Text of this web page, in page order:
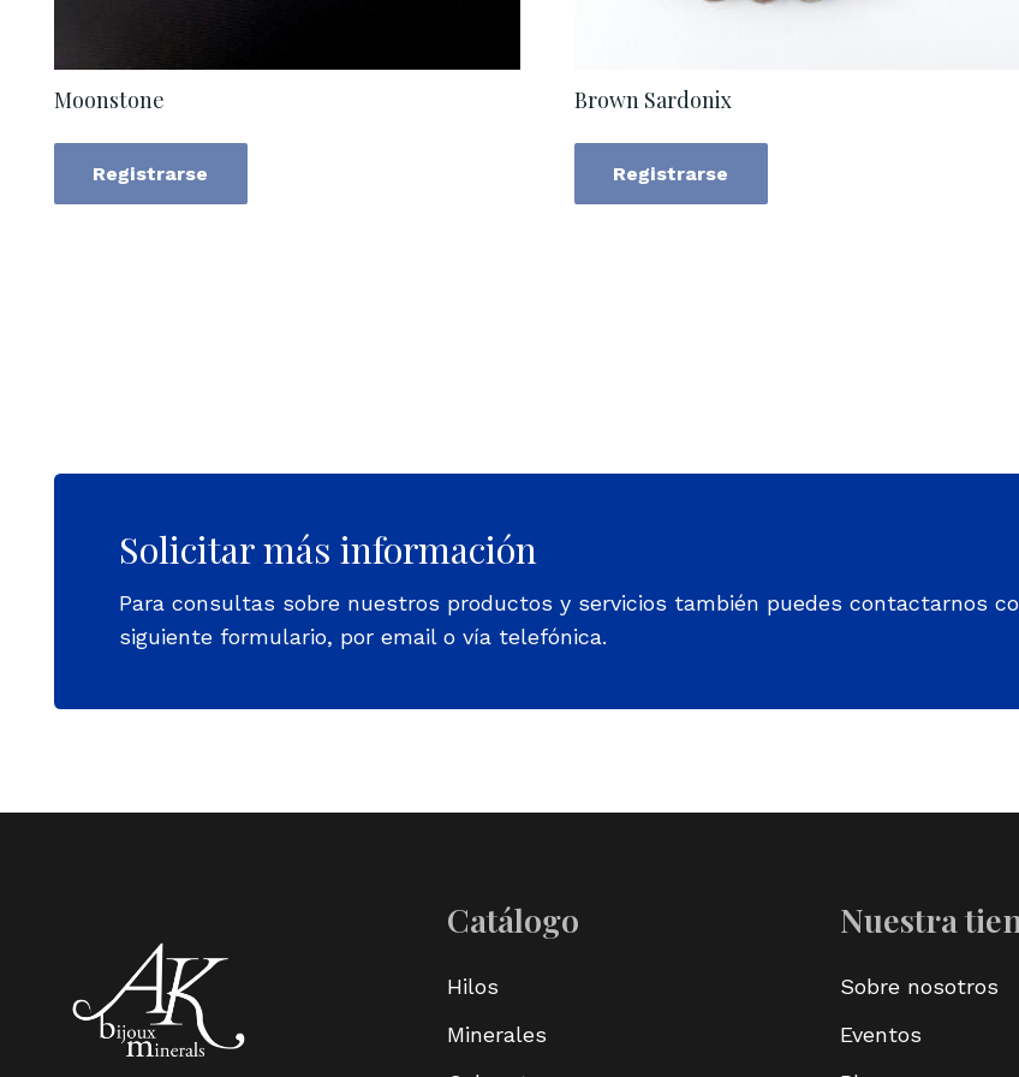
Moonstone
Registrarse
Brown Sardonix
Registrarse
Solicitar más información
Para consultas sobre nuestros productos y servicios también puedes contactarnos
siguiente formulario, por email o vía telefónica.
Catálogo
Hilos
Minerales
Nuestra
Sobre nosotros
Eventos